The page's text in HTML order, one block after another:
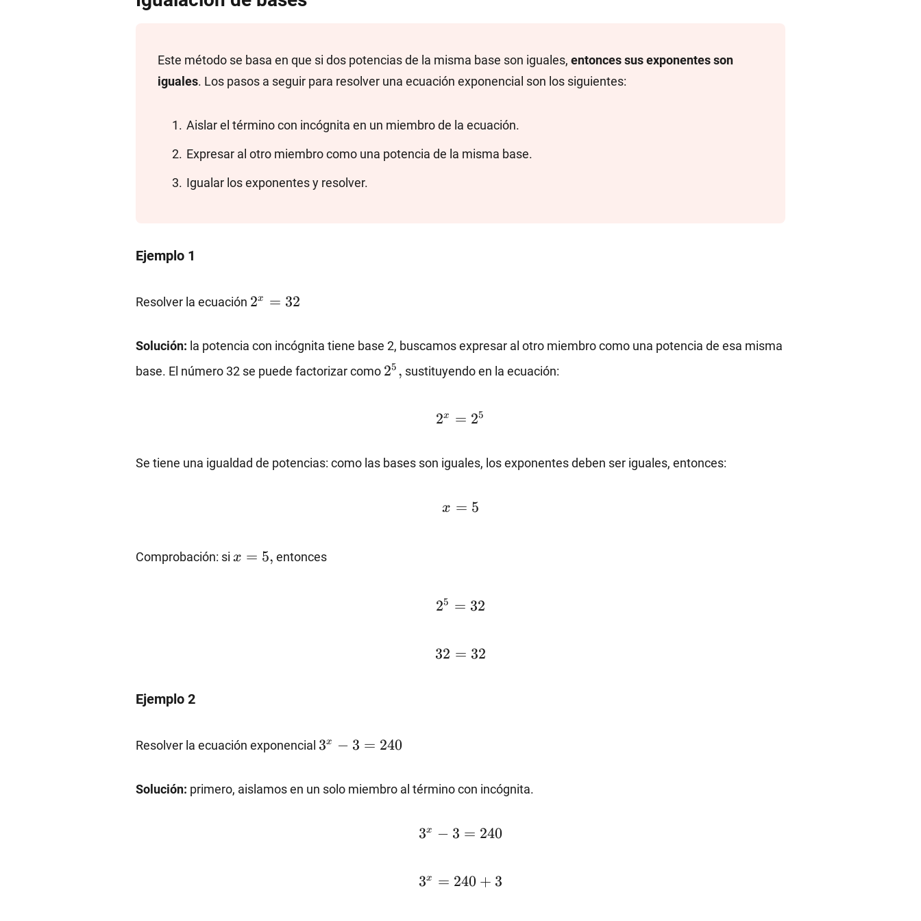
Este método se basa en que si dos potencias de la misma base son iguales, entonces sus exponentes son
iguales. Los pasos a seguir para resolver una ecuación exponencial son los siguientes:
Aislar el término con incógnita en un miembro de la ecuación.
Expresar al otro miembro como una potencia de la misma base.
Igualar los exponentes y resolver.
Ejemplo 1
Resolver la ecuación 2^x=32
2x = 32
Solución: la potencia con incógnita tiene base 2, buscamos expresar al otro miembro como una potencia de esa misma
base. El número 32 se puede factorizar como 2^5,
25 , sustituyendo en la ecuación:
2^x=2^5
2x = 25
Se tiene una igualdad de potencias: como las bases son iguales, los exponentes deben ser iguales, entonces:
x=5
x = 5
Comprobación: si x=5,
x = 5, entonces
2^5=32
25 = 32
32=32
32 = 32
Ejemplo 2
Resolver la ecuación exponencial 3^x-
3x − 3 = 240
Solución: primero, aislamos en un solo miembro al término con incógnita.
3^x-
3x − 3 = 240
3^x=240+3
3x = 240 + 3